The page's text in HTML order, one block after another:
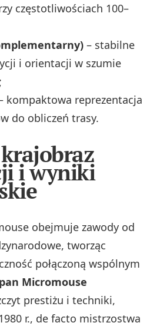
częstotliwościach 100–
– stabilne
i orientacji w szumie
kompaktowa reprezentacja
do obliczeń trasy.
i wyniki
obejmuje zawody od
tworząc
połączoną wspólnym
Micromouse
prestiżu i techniki,
r., de facto mistrzostwa